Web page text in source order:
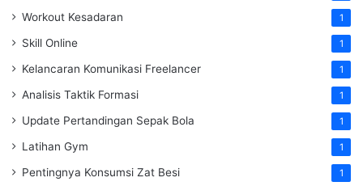
Workout Kesadaran 1
Skill Online 1
Kelancaran Komunikasi Freelancer 1
Analisis Taktik Formasi 1
Update Pertandingan Sepak Bola 1
Latihan Gym 1
Pentingnya Konsumsi Zat Besi 1